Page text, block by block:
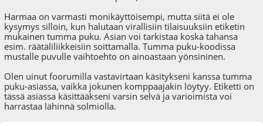
Harmaa on varmasti monikäyttöisempi, mutta siitä ei ole
kysymys silloin, kun halutaan virallisiin tilaisuuksiin etiketin
mukainen tumma puku. Asian voi tarkistaa koska tahansa
esim. räätäliliikkeisiin soittamalla. Tumma puku-koodissa
mustalle puvulle vaihtoehto on ainoastaan yönsininen.
Olen uinut foorumilla vastavirtaan käsitykseni kanssa tumma
puku-asiassa, vaikka jokunen komppaajakin löytyy. Etiketti on
tässä asiassa käsittääkseni varsin selvä ja varioimista voi
harrastaa lähinnä solmiolla.